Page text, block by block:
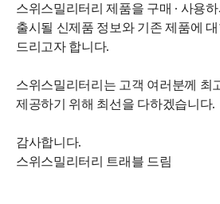
스위스밀리터리 제품을 구매 · 사용
출시될 신제품 정보와 기존 제품에
드리고자 합니다.
스위스밀리터리는 고객 여러분께 최
제공하기 위해 최선을 다하겠습니다.
감사합니다.
스위스밀리터리 트래블 드림